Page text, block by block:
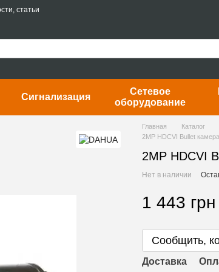
статьи
Сигнализация
Сетевое
оборудование
Главная Каталог
2MP HDCVI Bullet
2MP HDCVI
Нет в наличии
1 443 грн
Сообщить,
Доставка